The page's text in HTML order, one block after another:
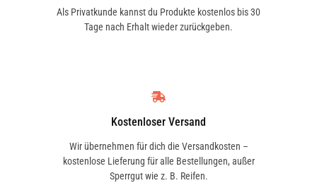
Als Privatkunde kannst du Produkte kostenlos bis 30
Tage nach Erhalt wieder zurückgeben.
Kostenloser Versand
Wir übernehmen für dich die Versandkosten –
kostenlose Lieferung für alle Bestellungen, außer
Sperrgut wie z. B. Reifen.